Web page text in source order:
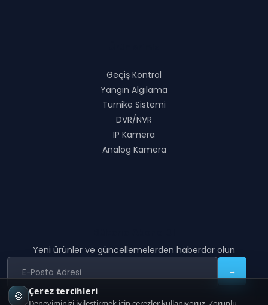
Geçiş Kontrol
Yangın Algılama
Turnike Sistemi
DVR/NVR
IP Kamera
Analog Kamera
Yeni ürünler ve güncellemelerden haberdar olun
→
🍪 Çerez tercihleri